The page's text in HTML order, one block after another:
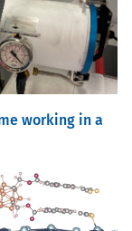
working in a